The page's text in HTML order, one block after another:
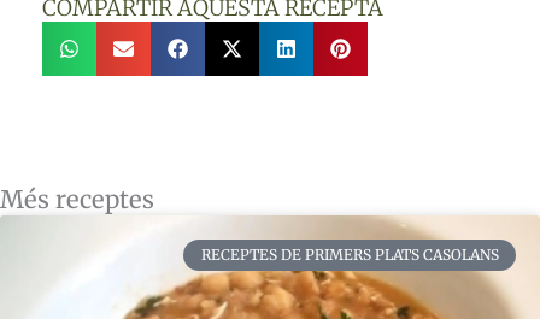
COMPARTIR AQUESTA RECEPTA
Més receptes
RECEPTES DE PRIMERS PLATS CASOLANS